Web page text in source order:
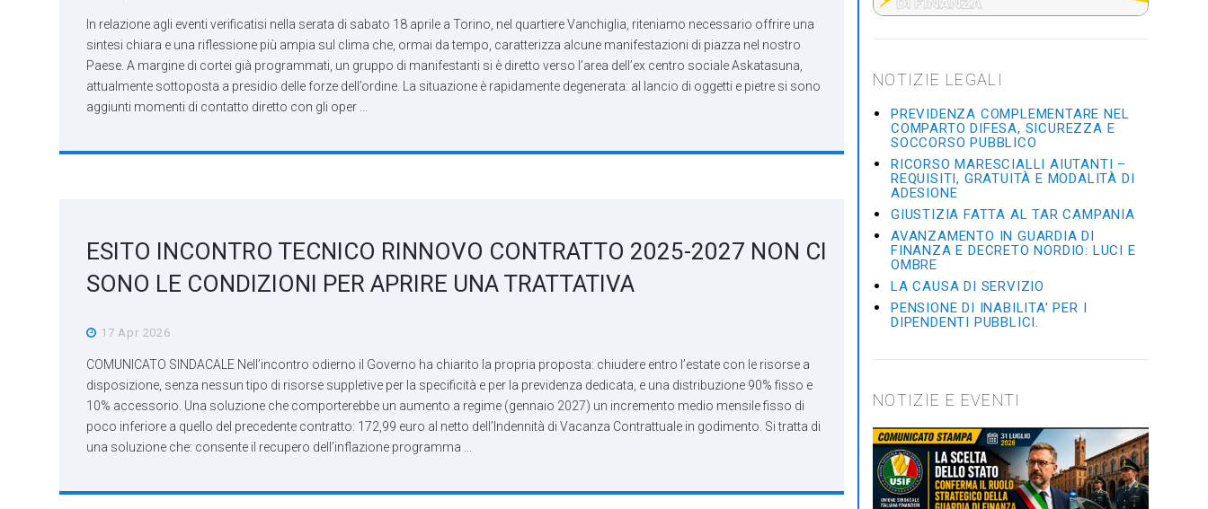
In relazione agli eventi verificatisi nella serata di sabato 18 aprile a Torino, nel quartiere Vanchiglia, riteniamo necessario offrire una
sintesi chiara e una riflessione più ampia sul clima che, ormai da tempo, caratterizza alcune manifestazioni di piazza nel nostro
Paese. A margine di cortei già programmati, un gruppo di manifestanti si è diretto verso l’area dell’ex centro sociale Askatasuna,
attualmente sottoposta a presidio delle forze dell’ordine. La situazione è rapidamente degenerata: al lancio di oggetti e pietre si sono
aggiunti momenti di contatto diretto con gli oper ...
ESITO INCONTRO TECNICO RINNOVO CONTRATTO 2025-2027 NON CI
SONO LE CONDIZIONI PER APRIRE UNA TRATTATIVA
17 Apr 2026
COMUNICATO SINDACALE Nell’incontro odierno il Governo ha chiarito la propria proposta: chiudere entro l’estate con le risorse a
disposizione, senza nessun tipo di risorse suppletive per la specificità e per la previdenza dedicata, e una distribuzione 90% fisso e
10% accessorio. Una soluzione che comporterebbe un aumento a regime (gennaio 2027) un incremento medio mensile fisso di
poco inferiore a quello del precedente contratto: 172,99 euro al netto dell’Indennità di Vacanza Contrattuale in godimento. Si tratta di
una soluzione che: consente il recupero dell’inflazione programma ...
NOTIZIE LEGALI
PREVIDENZA COMPLEMENTARE NEL
COMPARTO DIFESA, SICUREZZA E
SOCCORSO PUBBLICO
RICORSO MARESCIALLI AIUTANTI –
REQUISITI, GRATUITÀ E MODALITÀ DI
ADESIONE
GIUSTIZIA FATTA AL TAR CAMPANIA
AVANZAMENTO IN GUARDIA DI
FINANZA E DECRETO NORDIO: LUCI E
OMBRE
LA CAUSA DI SERVIZIO
PENSIONE DI INABILITA' PER I
DIPENDENTI PUBBLICI.
NOTIZIE E EVENTI